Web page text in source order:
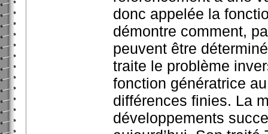
donc appelée la
démontre comment,
peuvent être
traite le problème
fonction génératrice
différences finies. La
développements